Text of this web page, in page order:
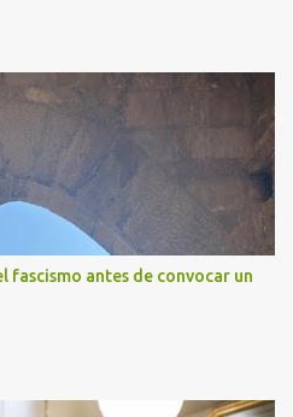
fascismo antes de convocar un